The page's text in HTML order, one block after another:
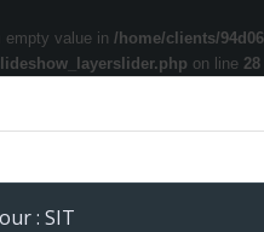
empty value in /home/clients/
on line 28
: SIT